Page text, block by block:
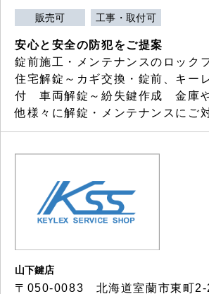
販売可 工事・取付可
安心と安全の防犯をご提案
錠前施工・メンテナンスのロック
住宅解錠～カギ交換・錠前、キー
付 車両解錠～紛失鍵作成 金庫
他様々に解錠・メンテナンスにご
山下鍵店
〒050-0083 北海道室蘭市東町